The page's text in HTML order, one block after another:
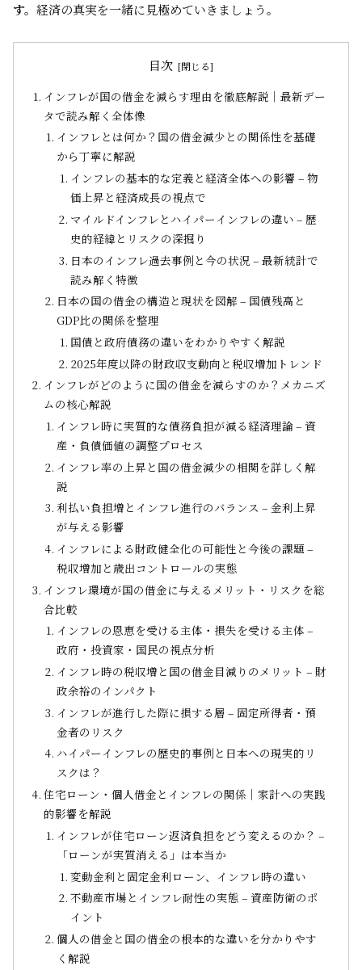
す。 経済の真実を一緒に見極めていきましょう。
目次
インフレが国の借金を減らす理由を徹底解説｜最新デー
タで読み解く全体像
インフレとは何か？国の借金減少との関係性を基礎
から丁寧に解説
インフレの基本的な定義と経済全体への影響 – 物
価上昇と経済成長の視点で
マイルドインフレとハイパーインフレの違い – 歴
史的経緯とリスクの深掘り
日本のインフレ過去事例と今の状況 – 最新統計で
読み解く特徴
日本の国の借金の構造と現状を図解 – 国債残高と
GDP比の関係を整理
国債と政府債務の違いをわかりやすく解説
2025年度以降の財政収支動向と税収増加トレンド
インフレがどのように国の借金を減らすのか？メカニズ
ムの核心解説
インフレ時に実質的な債務負担が減る経済理論 – 資
産・負債価値の調整プロセス
インフレ率の上昇と国の借金減少の相関を詳しく解
説
利払い負担増とインフレ進行のバランス – 金利上昇
が与える影響
インフレによる財政健全化の可能性と今後の課題 –
税収増加と歳出コントロールの実態
インフレ環境が国の借金に与えるメリット・リスクを総
合比較
インフレの恩恵を受ける主体・損失を受ける主体 –
政府・投資家・国民の視点分析
インフレ時の税収増と国の借金目減りのメリット – 財
政余裕のインパクト
インフレが進行した際に損する層 – 固定所得者・預
金者のリスク
ハイパーインフレの歴史的事例と日本への現実的リ
スクは？
住宅ローン・個人借金とインフレの関係｜家計への実践
的影響を解説
インフレが住宅ローン返済負担をどう変えるのか？ –
「ローンが実質消える」は本当か
変動金利と固定金利ローン、インフレ時の違い
不動産市場とインフレ耐性の実態 – 資産防衛のポ
イント
個人の借金と国の借金の根本的な違いを分かりやす
く解説